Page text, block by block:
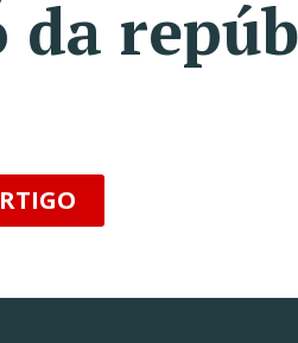
da